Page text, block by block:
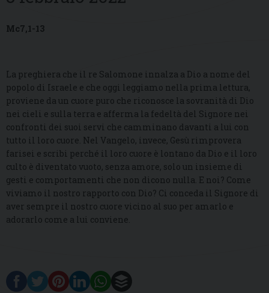
Mc7,1-13
La preghiera che il re Salomone innalza a Dio a nome del
popolo di Israele e che oggi leggiamo nella prima lettura,
proviene da un cuore puro che riconosce la sovranità di Dio
nei cieli e sulla terra e afferma la fedeltà del Signore nei
confronti dei suoi servi che camminano davanti a lui con
tutto il loro cuore. Nel Vangelo, invece, Gesù rimprovera
farisei e scribi perché il loro cuore è lontano da Dio e il loro
culto è diventato vuoto, senza amore, solo un insieme di
gesti e comportamenti che non dicono nulla. E noi? Come
viviamo il nostro rapporto con Dio? Ci conceda il Signore di
aver sempre il nostro cuore vicino al suo per amarlo e
adorarlo come a lui conviene.